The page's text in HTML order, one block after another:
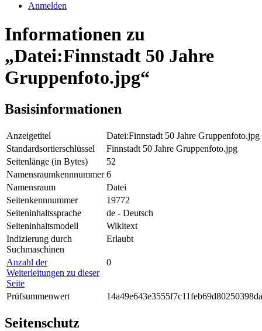
Anmelden
Informationen zu
„Datei:Finnstadt 50 Jahre
Gruppenfoto.jpg“
Basisinformationen
Anzeigetitel
Datei:Finnstadt 50 Jahre Gruppenfoto.jpg
Standardsortierschlüssel
Finnstadt 50 Jahre Gruppenfoto.jpg
Seitenlänge (in Bytes)
52
Namensraumkennnummer 6
Namensraum
Datei
Seitenkennnummer
19772
Seiteninhaltssprache
de - Deutsch
Seiteninhaltsmodell
Wikitext
Indizierung durch
Suchmaschinen
Erlaubt
Anzahl der
Weiterleitungen zu dieser
Seite
0
Prüfsummenwert
Seitenschutz